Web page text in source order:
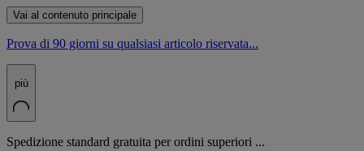
Vai al contenuto principale
Prova di 90 giorni su qualsiasi articolo riservata...
più
Spedizione standard gratuita per ordini superiori ...